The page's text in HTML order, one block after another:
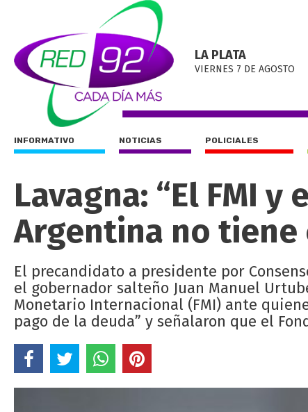
LA PLATA
VIERNES 7 DE AGOSTO
INFORMATIVO NOTICIAS POLICIALES
Lavagna: “El FMI
Argentina no tiene
El precandidato a presidente por
el gobernador salteño Juan Manuel
Monetario Internacional (FMI) ante
pago de la deuda” y señalaron que el